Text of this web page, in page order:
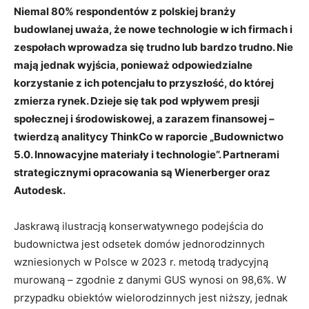
Niemal 80% respondentów z polskiej branży
budowlanej uważa, że nowe technologie w ich firmach i
zespołach wprowadza się trudno lub bardzo trudno. Nie
mają jednak wyjścia, ponieważ odpowiedzialne
korzystanie z ich potencjału to przyszłość, do której
zmierza rynek. Dzieje się tak pod wpływem presji
społecznej i środowiskowej, a zarazem finansowej –
twierdzą analitycy ThinkCo w raporcie „Budownictwo
5.0. Innowacyjne materiały i technologie”. Partnerami
strategicznymi opracowania są Wienerberger oraz
Autodesk.
Jaskrawą ilustracją konserwatywnego podejścia do
budownictwa jest odsetek domów jednorodzinnych
wzniesionych w Polsce w 2023 r. metodą tradycyjną
murowaną – zgodnie z danymi GUS wynosi on 98,6%. W
przypadku obiektów wielorodzinnych jest niższy, jednak